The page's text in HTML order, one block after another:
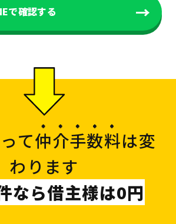
で確認する →
て仲介手数料は変
わります
なら借主様は0円